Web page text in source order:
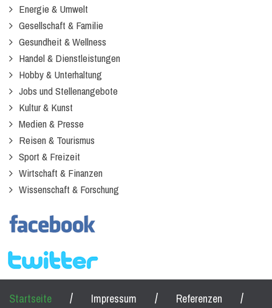
Energie & Umwelt
Gesellschaft & Familie
Gesundheit & Wellness
Handel & Dienstleistungen
Hobby & Unterhaltung
Jobs und Stellenangebote
Kultur & Kunst
Medien & Presse
Reisen & Tourismus
Sport & Freizeit
Wirtschaft & Finanzen
Wissenschaft & Forschung
Startseite / Impressum / Referenzen /